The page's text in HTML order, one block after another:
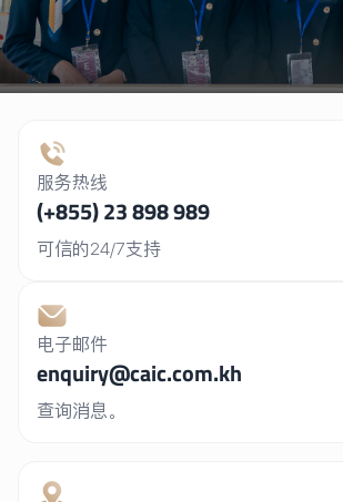
服务热线
(+855) 23 898 989
可信的24/7支持
电子邮件
enquiry@caic.com.kh
查询消息。